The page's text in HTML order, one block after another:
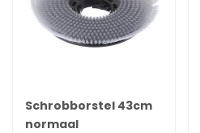
Schrobborstel 43cm
normaal